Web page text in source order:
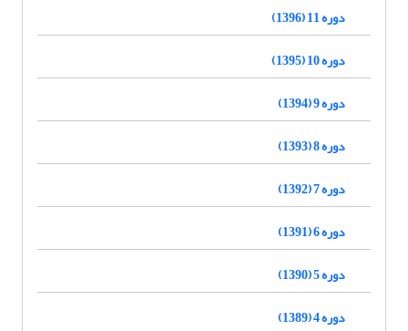
دوره 11 (1396)
دوره 10 (1395)
دوره 9 (1394)
دوره 8 (1393)
دوره 7 (1392)
دوره 6 (1391)
دوره 5 (1390)
دوره 4 (1389)